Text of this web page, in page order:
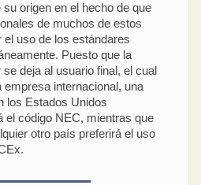
origen en el hecho de que
de muchos de estos
uso de los estándares
Puesto que la
deja al usuario final, el cual
empresa internacional, una
los Estados Unidos
el código NEC, mientras que
otro país preferirá el uso